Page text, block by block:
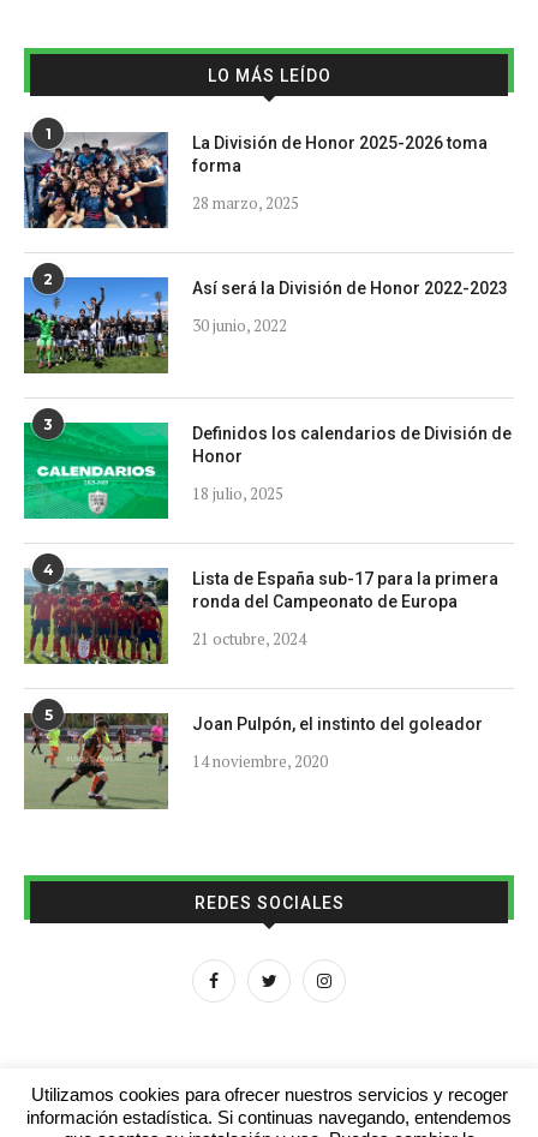
LO MÁS LEÍDO
1
La División de Honor 2025-2026 toma
forma
28 marzo, 2025
2 Así será la División de Honor 2022-2023
30 junio, 2022
3
Definidos los calendarios de División de
Honor
18 julio, 2025
4
Lista de España sub-17 para la primera
ronda del Campeonato de Europa
21 octubre, 2024
5 Joan Pulpón, el instinto del goleador
14 noviembre, 2020
REDES SOCIALES
Utilizamos cookies para ofrecer nuestros servicios y recoger
información estadística. Si continuas navegando, entendemos